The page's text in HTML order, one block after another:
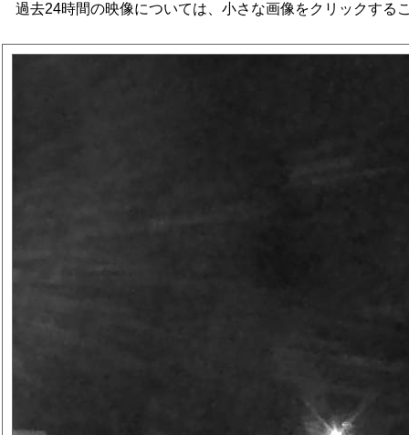
過去24時間の映像については、小さな画像をクリックする